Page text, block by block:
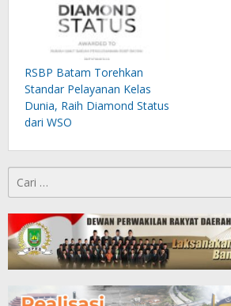
RSBP Batam Torehkan
Standar Pelayanan Kelas
Dunia, Raih Diamond Status
dari WSO
untuk: